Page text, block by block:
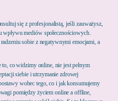
się z profesjonalistą, jeśli zauważysz,
wpływu mediów społecznościowych.
sobie z negatywnymi emocjami, a
to, co widzimy online, nie jest pełnym
siebie i utrzymanie zdrowej
wobec tego, co i jak konsumujemy
pomiędzy życiem online a offline,